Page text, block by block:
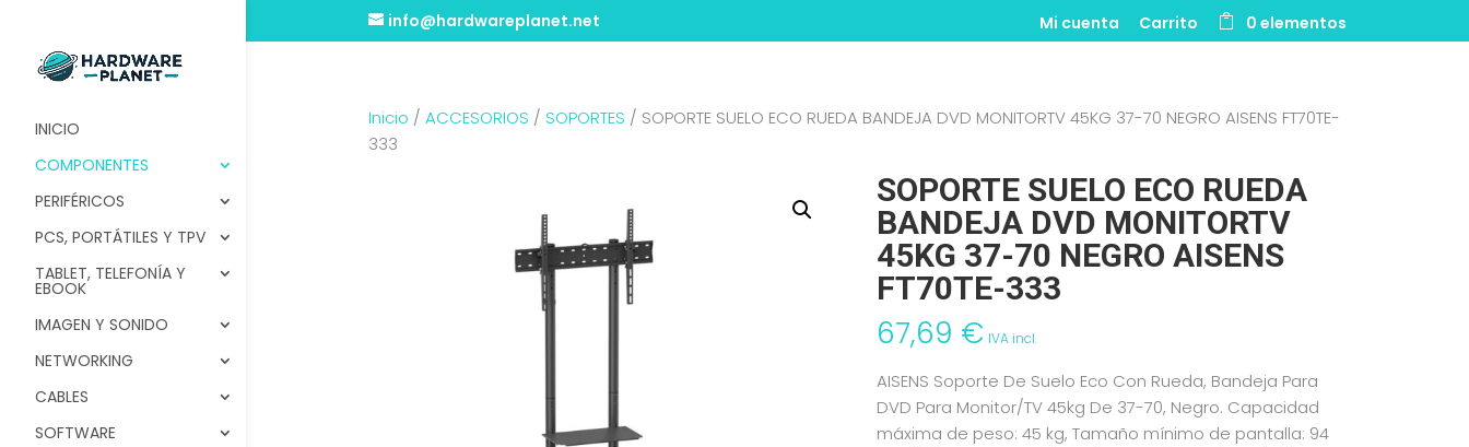
info@hardwareplanet.net Mi cuenta Carrito 0 elementos
INICIO
COMPONENTES
PERIFÉRICOS
PCS, PORTÁTILES Y TPV
TABLET, TELEFONÍA Y
EBOOK
IMAGEN Y SONIDO
NETWORKING
CABLES
SOFTWARE
Inicio / ACCESORIOS / SOPORTES / SOPORTE SUELO ECO RUEDA BANDEJA DVD MONITORTV 45KG 37-70 NEGRO AISENS FT70TE-
333
SOPORTE SUELO ECO RUEDA
BANDEJA DVD MONITORTV
45KG 37-70 NEGRO AISENS
FT70TE-333
67,69 € IVA incl.
AISENS Soporte De Suelo Eco Con Rueda, Bandeja Para
DVD Para Monitor/TV 45kg De 37-70, Negro. Capacidad
máxima de peso: 45 kg, Tamaño mínimo de pantalla: 94